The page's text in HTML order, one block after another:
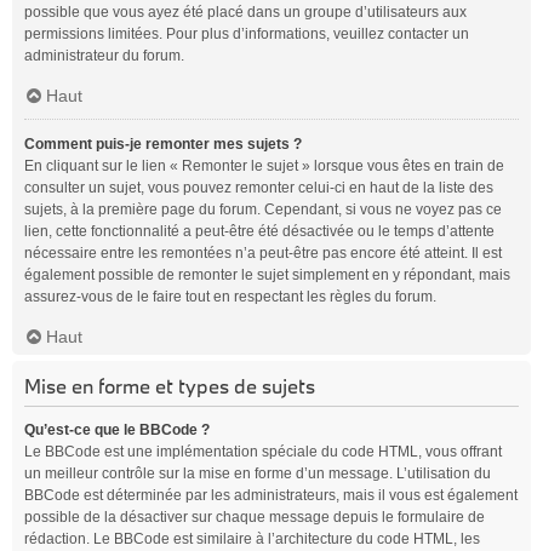
possible que vous ayez été placé dans un groupe d’utilisateurs aux
permissions limitées. Pour plus d’informations, veuillez contacter un
administrateur du forum.
Haut
Comment puis-je remonter mes sujets ?
En cliquant sur le lien « Remonter le sujet » lorsque vous êtes en train de
consulter un sujet, vous pouvez remonter celui-ci en haut de la liste des
sujets, à la première page du forum. Cependant, si vous ne voyez pas ce
lien, cette fonctionnalité a peut-être été désactivée ou le temps d’attente
nécessaire entre les remontées n’a peut-être pas encore été atteint. Il est
également possible de remonter le sujet simplement en y répondant, mais
assurez-vous de le faire tout en respectant les règles du forum.
Haut
Mise en forme et types de sujets
Qu’est-ce que le BBCode ?
Le BBCode est une implémentation spéciale du code HTML, vous offrant
un meilleur contrôle sur la mise en forme d’un message. L’utilisation du
BBCode est déterminée par les administrateurs, mais il vous est également
possible de la désactiver sur chaque message depuis le formulaire de
rédaction. Le BBCode est similaire à l’architecture du code HTML, les